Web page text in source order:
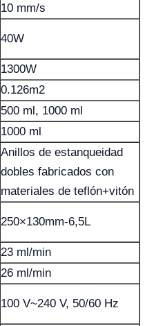
10 mm/s
40W
1300W
0.126m2
500 ml, 1000 ml
1000 ml
Anillos de estanqueidad
dobles fabricados con
materiales de teflón+vitón
250×130mm-6,5L
23 ml/min
26 ml/min
100 V~240 V, 50/60 Hz